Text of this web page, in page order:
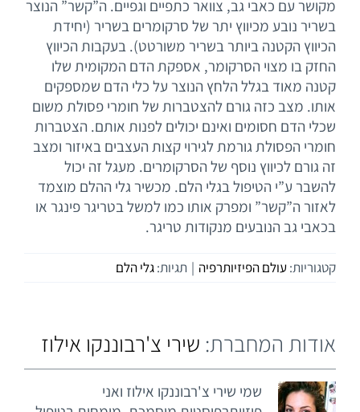
מקושר עם כאבי גב, צוואר כתפיים וגפיים. ה”קשר” הנוצר
בשריר נובע מכיווץ יתר של סרקומרים בשריר (יחידת
הכיווץ הקטנה ביותר בשריר משורטט). בעקבות הכיווץ
החזק בו מצוי הסרקומר, אספקת הדם המקומית שלו
קטנה מאוד בגלל הלחץ הנוצר על כלי הדם שמספקים
אותו. מצב כזה גורם להצטברות של חומרי פסולת משום
שכלי הדם חסומים ואינם יכולים לפנות אותם. הצטברות
חומרי הפסולת גורמת לגירוי קצות העצבים באיזור ומצב
זה גורם לכיווץ נוסף של הסרקומרים. מעגל זה יכול
להשבר ע”י הטיפול בגלי הלם. מכשיר גלי ההלם מוצמד
לאזור ה”קשר” ומפרק אותו כמו למשל בטריגר פינגר או
בכאבי גב הנובעים מנקודות טריגר.
קטגוריות:עולם הפיזיותרפיה | תגיות:גלי הלם
אודות המחברת: שירי צ'רבוננקו אילוז
שמי שירי צ'רבוננקו אילוז ואני